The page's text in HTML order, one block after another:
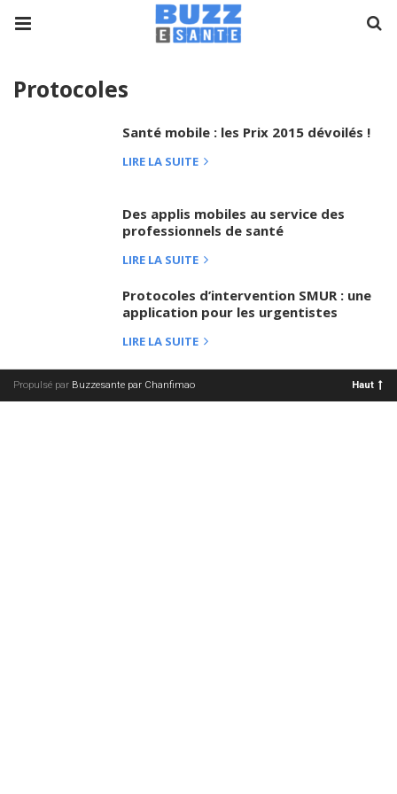
Protocoles
Santé mobile : les Prix 2015 dévoilés !
LIRE LA SUITE
Des applis mobiles au service des
professionnels de santé
LIRE LA SUITE
Protocoles d’intervention SMUR : une
application pour les urgentistes
LIRE LA SUITE
Propulsé par Buzzesante par Chanfimao Haut